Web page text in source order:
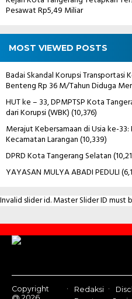
Pesawat Rp5,49 Miliar
MOST VIEWED POSTS
Badai Skandal Korupsi Transportasi
Benteng Rp 36 M/Tahun Diduga
HUT ke – 33, DPMPTSP Kota
dari Korupsi (WBK)(10,376)
Merajut Kebersamaan di Usia ke-
Kecamatan Larangan(10,339)
DPRD Kota Tangerang Selatan
YAYASAN MULYA ABADI PEDULI
Invalid slider id. Master Slider ID must
Contact
Us
Copyright
Redaksi